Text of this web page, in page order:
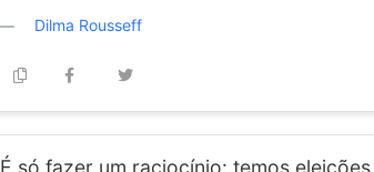
Dilma Rousseff
É só fazer um raciocínio: temos eleições